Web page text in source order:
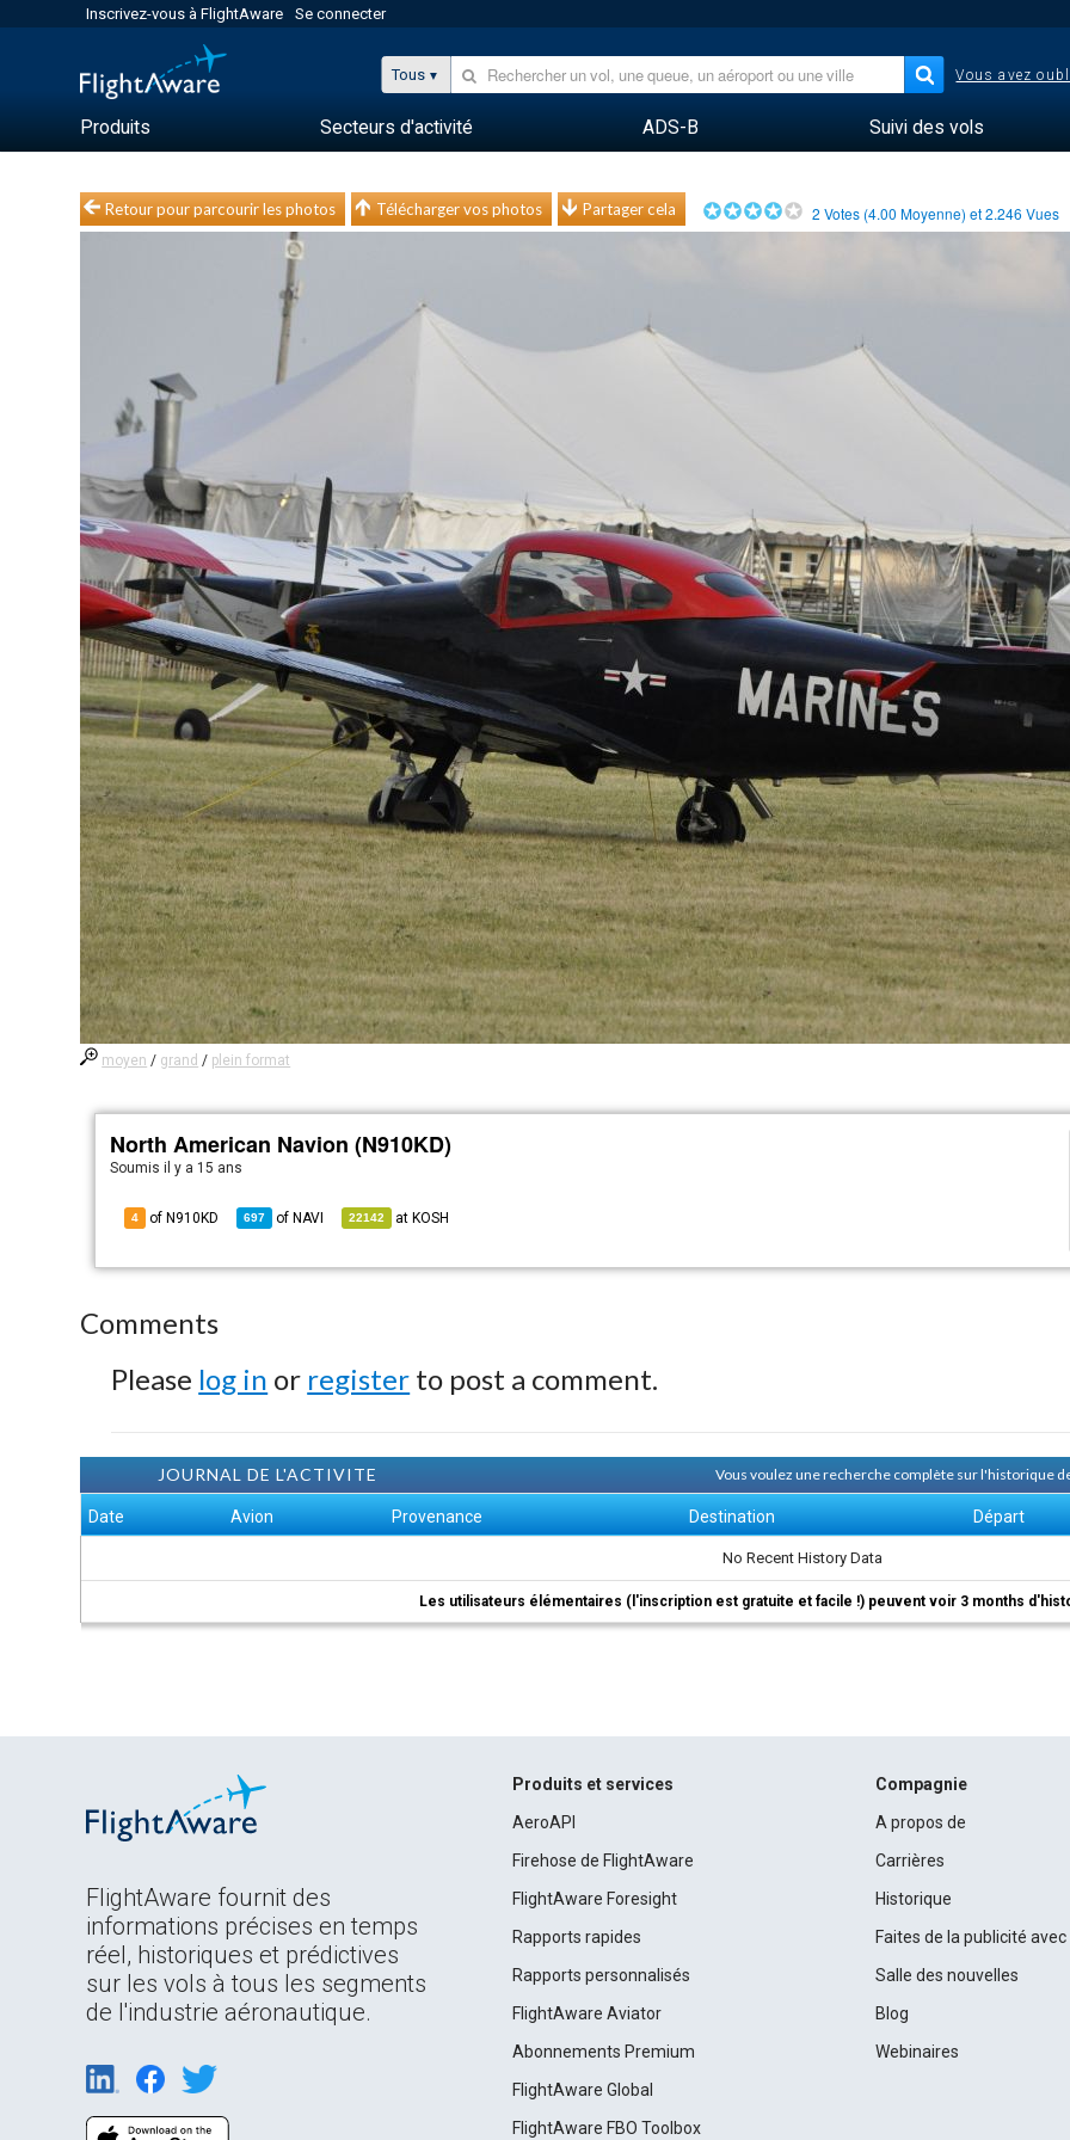
Inscrivez-vous à FlightAware Se connecter
Tous Vous avez
Produits Secteurs d'activité ADS-B Suivi des vols
Retour pour parcourir les photos Télécharger vos photos Partager cela 2 Votes (4.00 Moyenne) et2.246 Vues
moyen / grand / plein format
North American Navion (N910KD)
Soumisil y a 15 ans
4 of N910KD 697 of NAVI 22142 at KOSH
Comments
Please log in or register to post a comment.
JOURNAL DE L'ACTIVITE Vous voulez une recherche complète sur l'historique
Date Avion Provenance Destination Départ
No Recent History Data
Les utilisateurs élémentaires (l'inscription est gratuite et facile !) peuvent voir 3 months
FlightAware fournit des
informations précises en temps
réel, historiques et prédictives
sur les vols à tous les segments
de l'industrie aéronautique.
Produits et services
AeroAPI
Firehose de FlightAware
FlightAware Foresight
Rapports rapides
Rapports personnalisés
FlightAware Aviator
Abonnements Premium
FlightAware Global
FlightAware FBO Toolbox
Compagnie
A propos de
Carrières
Historique
Faites de la publicité
Salle des nouvelles
Blog
Webinaires